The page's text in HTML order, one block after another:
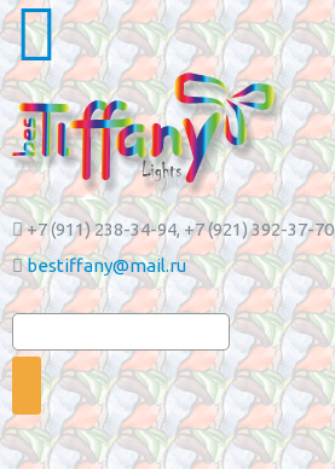
+7 (911) 238-34-94, +7 (921) 392-37-70
bestiffany@mail.ru